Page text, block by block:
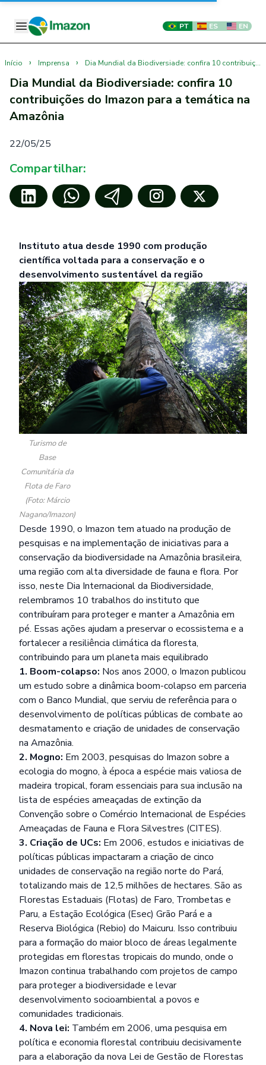
PT ES EN
Início › Imprensa › Dia Mundial da Biodiversiade: confira 10 contribuições do Imazon para a temática na Amazônia
Dia Mundial da Biodiversiade: confira 10
contribuições do Imazon para a temática na
Amazônia
22/05/25
Compartilhar:
Instituto atua desde 1990 com produção
científica voltada para a conservação e o
desenvolvimento sustentável da região
Turismo de
Base
Comunitária da
Flota de Faro
(Foto: Márcio
Nagano/Imazon)
Desde 1990, o Imazon tem atuado na produção de
pesquisas e na implementação de iniciativas para a
conservação da biodiversidade na Amazônia brasileira,
uma região com alta diversidade de fauna e flora. Por
isso, neste Dia Internacional da Biodiversidade,
relembramos 10 trabalhos do instituto que
contribuíram para proteger e manter a Amazônia em
pé. Essas ações ajudam a preservar o ecossistema e a
fortalecer a resiliência climática da floresta,
contribuindo para um planeta mais equilibrado
1. Boom-colapso: Nos anos 2000, o Imazon publicou
um estudo sobre a dinâmica boom-colapso em parceria
com o Banco Mundial, que serviu de referência para o
desenvolvimento de políticas públicas de combate ao
desmatamento e criação de unidades de conservação
na Amazônia.
2. Mogno: Em 2003, pesquisas do Imazon sobre a
ecologia do mogno, à época a espécie mais valiosa de
madeira tropical, foram essenciais para sua inclusão na
lista de espécies ameaçadas de extinção da
Convenção sobre o Comércio Internacional de Espécies
Ameaçadas de Fauna e Flora Silvestres (CITES).
3. Criação de UCs: Em 2006, estudos e iniciativas de
políticas públicas impactaram a criação de cinco
unidades de conservação na região norte do Pará,
totalizando mais de 12,5 milhões de hectares. São as
Florestas Estaduais (Flotas) de Faro, Trombetas e
Paru, a Estação Ecológica (Esec) Grão Pará e a
Reserva Biológica (Rebio) do Maicuru. Isso contribuiu
para a formação do maior bloco de áreas legalmente
protegidas em florestas tropicais do mundo, onde o
Imazon continua trabalhando com projetos de campo
para proteger a biodiversidade e levar
desenvolvimento socioambiental a povos e
comunidades tradicionais.
4. Nova lei: Também em 2006, uma pesquisa em
política e economia florestal contribuiu decisivamente
para a elaboração da nova Lei de Gestão de Florestas